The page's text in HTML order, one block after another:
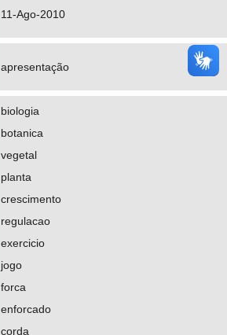
11-Ago-2010
apresentação
biologia
botanica
vegetal
planta
crescimento
regulacao
exercicio
jogo
forca
enforcado
corda